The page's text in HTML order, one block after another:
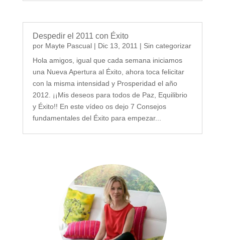
Despedir el 2011 con Éxito
por Mayte Pascual| Dic 13, 2011 | Sin categorizar
Hola amigos, igual que cada semana iniciamos
una Nueva Apertura al Éxito, ahora toca felicitar
con la misma intensidad y Prosperidad el año
2012. ¡¡Mis deseos para todos de Paz, Equilibrio
y Éxito!! En este vídeo os dejo 7 Consejos
fundamentales del Éxito para empezar...